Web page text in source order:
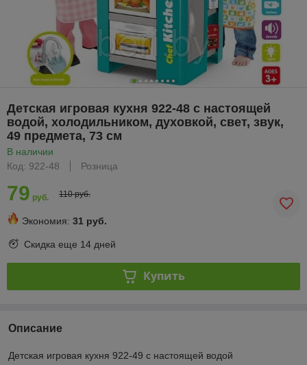
Детская игровая кухня 922-48 с настоящей
водой, холодильником, духовкой, свет, звук,
49 предмета, 73 см
В наличии
Код: 922-48
Розница
79 руб. 110 руб.
Экономия: 31 руб.
Скидка еще 14 дней
Купить
Описание
Детская игровая кухня 922-49 с настоящей водой